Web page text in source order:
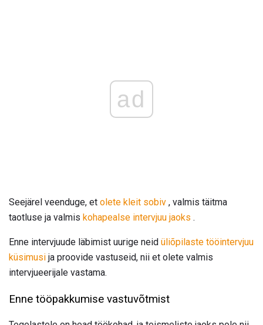
ad
Seejärel veenduge, et olete kleit sobiv , valmis täitma
taotluse ja valmis kohapealse intervjuu jaoks .
Enne intervjuude läbimist uurige neid üliõpilaste tööintervjuu
küsimusi ja proovide vastuseid, nii et olete valmis
intervjueerijale vastama.
Enne tööpakkumise vastuvõtmist